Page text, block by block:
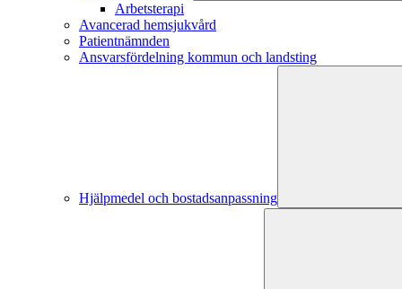
Arbetsterapi
Avancerad hemsjukvård
Patientnämnden
Ansvarsfördelning kommun och landsting
Hjälpmedel och bostadsanpassning